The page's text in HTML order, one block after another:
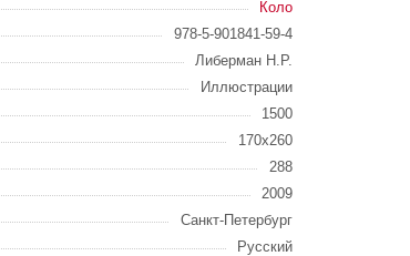
Коло
978-5-901841-59-4
Либерман Н.Р.
Иллюстрации
1500
170х260
288
2009
Санкт-Петербург
Русский